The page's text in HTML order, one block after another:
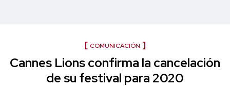
COMUNICACIÓN
Cannes Lions confirma la cancelación
de su festival para 2020